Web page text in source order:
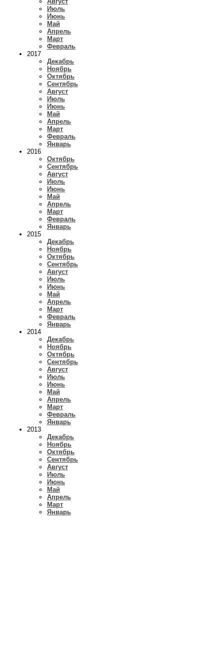
Июль
Июнь
Май
Апрель
Март
Февраль
2017
Декабрь
Ноябрь
Октябрь
Сентябрь
Август
Июль
Июнь
Май
Апрель
Март
Февраль
Январь
2016
Октябрь
Сентябрь
Август
Июль
Июнь
Май
Апрель
Март
Февраль
Январь
2015
Декабрь
Ноябрь
Октябрь
Сентябрь
Август
Июль
Июнь
Май
Апрель
Март
Февраль
Январь
2014
Декабрь
Ноябрь
Октябрь
Сентябрь
Август
Июль
Июнь
Май
Апрель
Март
Февраль
Январь
2013
Декабрь
Ноябрь
Октябрь
Сентябрь
Август
Июль
Июнь
Май
Апрель
Март
Январь